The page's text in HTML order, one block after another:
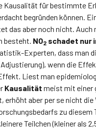
Kausalität für bestimmte
begründen können.
das aber noch nicht.
besteht. NO2 schadet nur
Experten, dass man
wenn die
Liest man
Kausalität meist mit einer
erhöht aber per se nicht
zu
Teilchen (kleiner als